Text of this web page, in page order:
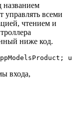
названием
управлять всеми
чтением и
ниже код.
use
входа,